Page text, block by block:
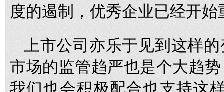
度的遏制，优秀企业已经开
上市公司亦乐于见到这样
市场的监管趋严也是个大趋
我们也会积极配合也支持这